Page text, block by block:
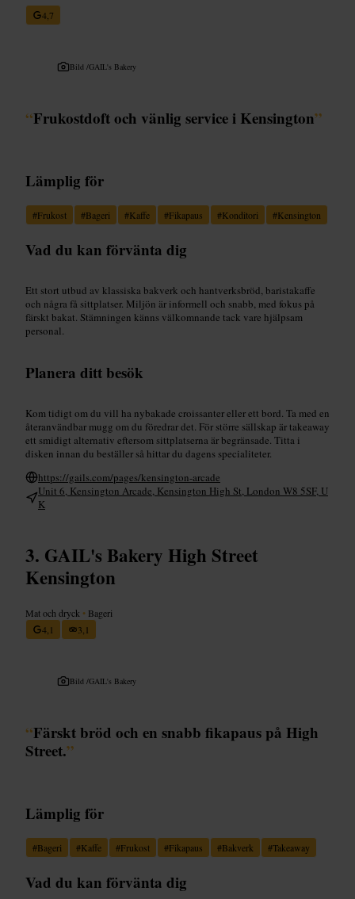
4,7
Bild /GAIL's Bakery
“Frukostdoft och vänlig service i Kensington”
Lämplig för
#Frukost #Bageri #Kaffe #Fikapaus #Konditori #Kensington
Vad du kan förvänta dig
Ett stort utbud av klassiska bakverk och hantverksbröd, baristakaffe
och några få sittplatser. Miljön är informell och snabb, med fokus på
färskt bakat. Stämningen känns välkomnande tack vare hjälpsam
personal.
Planera ditt besök
Kom tidigt om du vill ha nybakade croissanter eller ett bord. Ta med en
återanvändbar mugg om du föredrar det. För större sällskap är takeaway
ett smidigt alternativ eftersom sittplatserna är begränsade. Titta i
disken innan du beställer så hittar du dagens specialiteter.
https://gails.com/pages/kensington-arcade
Unit 6, Kensington Arcade, Kensington High St, London W8 5SF, U
K
GAIL's Bakery High Street
Kensington
Mat och dryck • Bageri
4,1
3,1
Bild /GAIL's Bakery
“Färskt bröd och en snabb fikapaus på High
Street.”
Lämplig för
#Bageri #Kaffe #Frukost #Fikapaus #Bakverk #Takeaway
Vad du kan förvänta dig